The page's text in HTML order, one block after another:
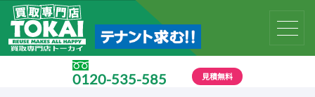
0120-535-585 見積無料